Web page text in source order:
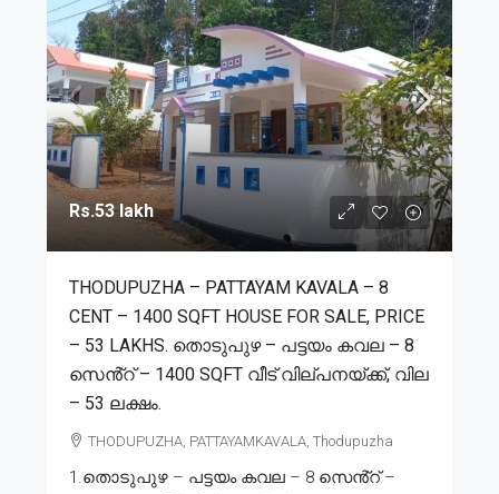
Rs.53 lakh
THODUPUZHA – PATTAYAM KAVALA – 8
CENT – 1400 SQFT HOUSE FOR SALE, PRICE
– 53 LAKHS. തൊടുപുഴ – പട്ടയം കവല – 8
സെൻ്റ് – 1400 SQFT വീട് വില്പനയ്ക്ക്, വില
– 53 ലക്ഷം.
THODUPUZHA, PATTAYAMKAVALA, Thodupuzha
1.തൊടുപുഴ – പട്ടയം കവല – 8 സെൻ്റ് –